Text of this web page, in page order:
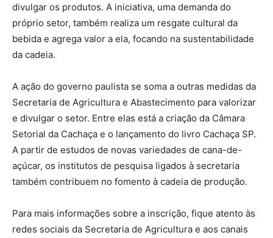
divulgar os produtos. A iniciativa, uma demanda do
próprio setor, também realiza um resgate cultural da
bebida e agrega valor a ela, focando na sustentabilidade
da cadeia.
A ação do governo paulista se soma a outras medidas da
Secretaria de Agricultura e Abastecimento para valorizar
e divulgar o setor. Entre elas está a criação da Câmara
Setorial da Cachaça e o lançamento do livro Cachaça SP.
A partir de estudos de novas variedades de cana-de-
açúcar, os institutos de pesquisa ligados à secretaria
também contribuem no fomento à cadeia de produção.
Para mais informações sobre a inscrição, fique atento às
redes sociais da Secretaria de Agricultura e aos canais